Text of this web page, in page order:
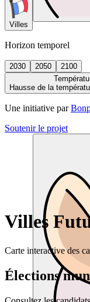
Villes
Horizon temporel
2030 2050
2100
Hausse de la
Une initiative par
Soutenir le projet
Villes
Carte interactive des
Élections